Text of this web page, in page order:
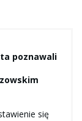
poznawali
się